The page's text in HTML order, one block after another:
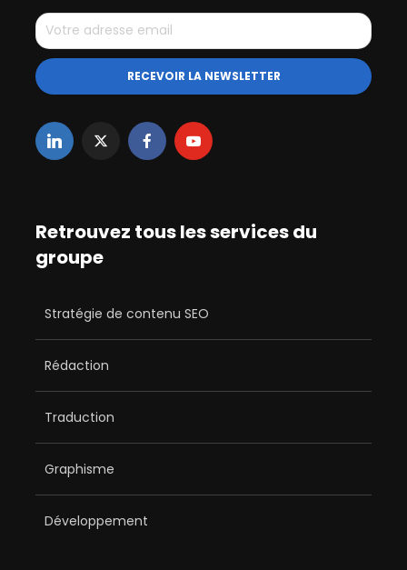
Retrouvez tous les services du
groupe
Stratégie de contenu SEO
Rédaction
Traduction
Graphisme
Développement